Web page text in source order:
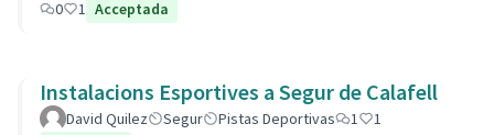
0 1 Acceptada
Instalacions Esportives a Segur de Calafell
David Quilez Segur Pistas Deportivas 1
1